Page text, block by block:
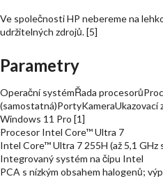
Ve společnosti HP nebereme na
udržitelných zdrojů. [5]
Parametry
Operační systémŘada
(samostatná)PortyKameraUkazovací
Windows 11 Pro [1]
Procesor Intel Core™ Ultra 7
Intel Core™ Ultra 7 255H (až 5,1
Integrovaný systém na čipu Intel
PCA s nízkým obsahem halogenů;